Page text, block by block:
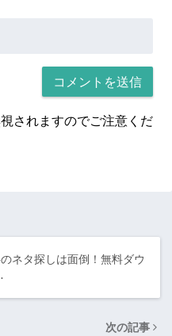
されますのでご注意くだ
ネタ探しは面倒！無料ダウ
次の記事